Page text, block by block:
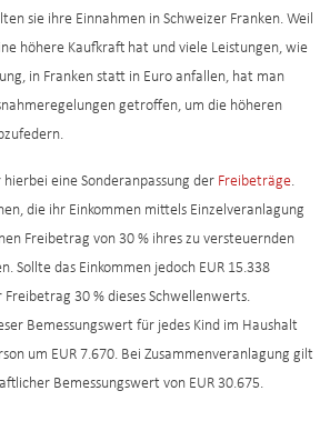
sie ihre Einnahmen in Schweizer Franken. Weil
höhere Kaufkraft hat und viele Leistungen, wie
in Franken statt in Euro anfallen, hat man
getroffen, um die höheren
eine Sonderanpassung der Freibeträge.
die ihr Einkommen mittels Einzelveranlagung
Freibetrag von 30 % ihres zu versteuernden
Sollte das Einkommen jedoch EUR 15.338
30 % dieses Schwellenwerts.
Bemessungswert für jedes Kind im Haushalt
um EUR 7.670. Bei Zusammenveranlagung gilt
Bemessungswert von EUR 30.675.